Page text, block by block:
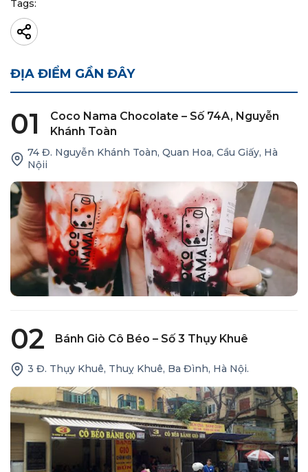
Tags:
ĐỊA ĐIỂM GẦN ĐÂY
01
Coco Nama Chocolate – Số 74A, Nguyễn
Khánh Toàn
74 Đ. Nguyễn Khánh Toàn, Quan Hoa, Cầu Giấy, Hà
Nộii
02 Bánh Giò Cô Béo – Số 3 Thụy Khuê
3 Đ. Thụy Khuê, Thuỵ Khuê, Ba Đình, Hà Nội.